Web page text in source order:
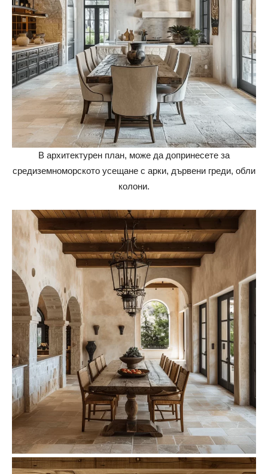
В архитектурен план, може да допринесете за
средиземноморското усещане с арки, дървени греди, обли
колони.